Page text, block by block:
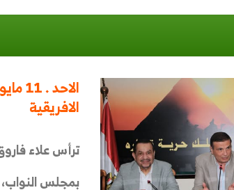
الافريقية
ترأس علاء
بمجلس النواب،